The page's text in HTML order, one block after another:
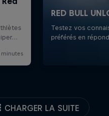
CHARGER LA SUITE